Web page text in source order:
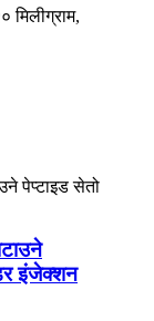
मिलीग्राम,
इंजेक्शन